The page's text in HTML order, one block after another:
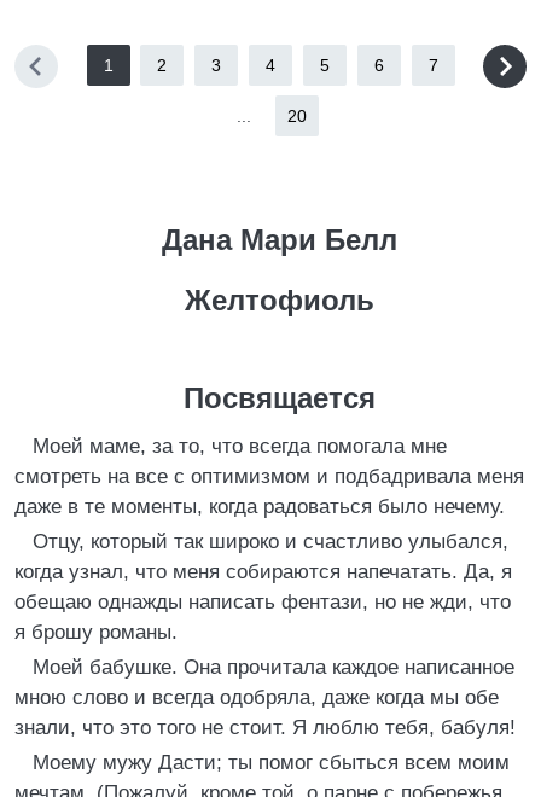
1 2 3 4 5 6 7
20
Дана Мари Белл
Желтофиоль
Посвящается
Моей маме, за то, что всегда помогала мне
смотреть на все с оптимизмом и подбадривала меня
даже в те моменты, когда радоваться было нечему.
Отцу, который так широко и счастливо улыбался,
когда узнал, что меня собираются напечатать. Да, я
обещаю однажды написать фентази, но не жди, что
я брошу романы.
Моей бабушке. Она прочитала каждое написанное
мною слово и всегда одобряла, даже когда мы обе
знали, что это того не стоит. Я люблю тебя, бабуля!
Моему мужу Дасти; ты помог сбыться всем моим